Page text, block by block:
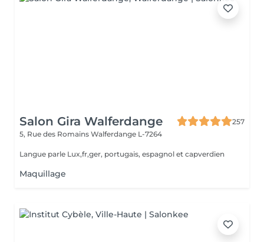
Salon Gira Walferdange
257
5, Rue des Romains Walferdange L-7264
Langue parle Lux,fr,ger, portugais, espagnol et capverdien
Maquillage